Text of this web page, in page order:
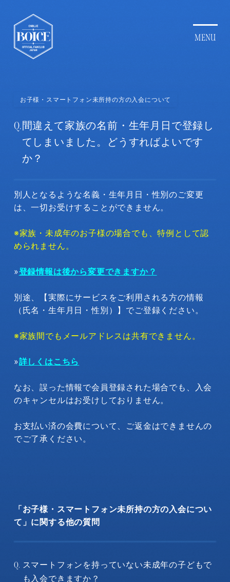
お子様・スマートフォン未所持の方の入会について
Q.間違えて家族の名前・生年月日で登録し
てしまいました。どうすればよいです
か？
別人となるような名義・生年月日・性別のご変更
は、一切お受けすることができません。
※家族・未成年のお子様の場合でも、特例として認
められません。
»登録情報は後から変更できますか？
別途、【実際にサービスをご利用される方の情報
（氏名・生年月日・性別）】でご登録ください。
※家族間でもメールアドレスは共有できません。
»詳しくはこちら
なお、誤った情報で会員登録された場合でも、入会
のキャンセルはお受けしておりません。
お支払い済の会費について、ご返金はできませんの
でご了承ください。
「お子様・スマートフォン未所持の方の入会につい
て」に関する他の質問
Q. スマートフォンを持っていない未成年の子どもで
も入会できますか？